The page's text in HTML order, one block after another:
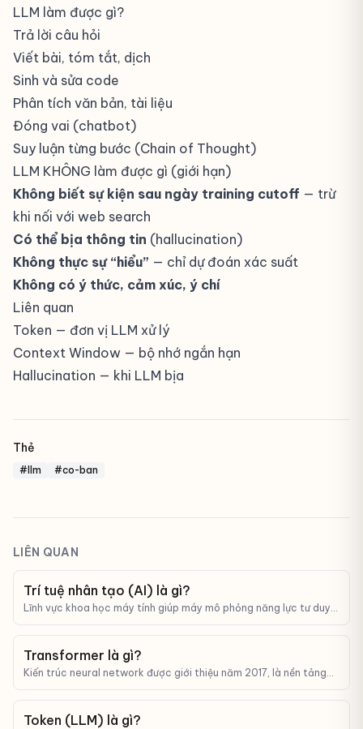
LLM làm được gì?
Trả lời câu hỏi
Viết bài, tóm tắt, dịch
Sinh và sửa code
Phân tích văn bản, tài liệu
Đóng vai (chatbot)
Suy luận từng bước (Chain of Thought)
LLM KHÔNG làm được gì (giới hạn)
Không biết sự kiện sau ngày training cutoff — trừ
khi nối với web search
Có thể bịa thông tin (hallucination)
Không thực sự “hiểu” — chỉ dự đoán xác suất
Không có ý thức, cảm xúc, ý chí
Liên quan
Token — đơn vị LLM xử lý
Context Window — bộ nhớ ngắn hạn
Hallucination — khi LLM bịa
Thẻ
#llm #co-ban
LIÊN QUAN
Trí tuệ nhân tạo (AI) là gì?
Lĩnh vực khoa học máy tính giúp máy mô phỏng năng lực tư duy,
Transformer là gì?
Kiến trúc neural network được giới thiệu năm 2017, là nền tảng
Token (LLM) là gì?